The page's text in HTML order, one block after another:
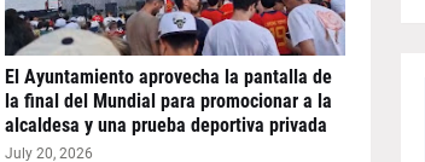
El Ayuntamiento aprovecha la pantalla de
la final del Mundial para promocionar a la
alcaldesa y una prueba deportiva privada
July 20, 2026